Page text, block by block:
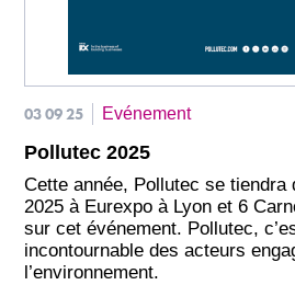
03 09 25 Evénement
Pollutec 2025
Cette année, Pollutec se tiendra
2025 à Eurexpo à Lyon et 6
sur cet événement. Pollutec,
incontournable des acteurs
l’environnement.